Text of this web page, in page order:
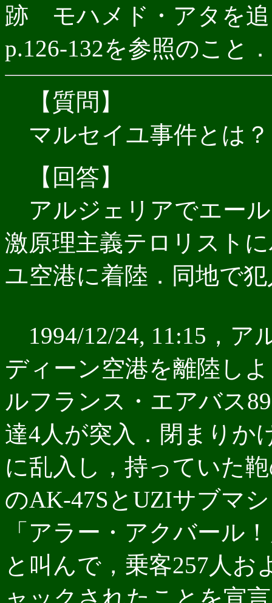
跡 モハメド・アタを追
p.126-132を参照のこと．
【質問】
マルセイユ事件とは？
【回答】
アルジェリアでエー
激原理主義テロリスト
ユ空港に着陸．同地で
1994/12/24, 11:15，ア
ディーン空港を離陸し
ルフランス・エアバス
達4人が突入．閉まりか
に乱入し，持っていた
のAK-47SとUZIサブマ
「アラー・アクバール
と叫んで，乗客257人